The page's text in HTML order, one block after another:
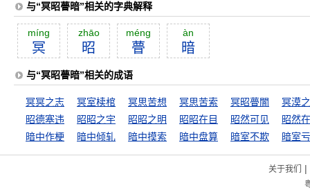
与“冥昭瞢暗”相关的字典解释
míng
冥
zhāo
昭
méng
瞢
àn
暗
与“冥昭瞢暗”相关的成语
冥冥之志 冥室椟棺 冥思苦想 冥思苦索 冥昭瞢闇
冥漠
昭德塞违
昭昭之宇 昭昭之明 昭昭在目 昭然可见
昭然
暗中作梗
暗中倾轧 暗中摸索 暗中盘算 暗室不欺 暗室
关于我们 |